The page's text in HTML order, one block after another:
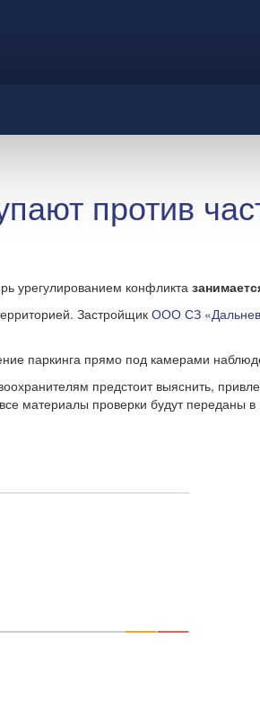
против
урегулированием конфликта
Застройщик ООО СЗ
паркинга прямо под камерами
предстоит выяснить,
материалы проверки будут переданы